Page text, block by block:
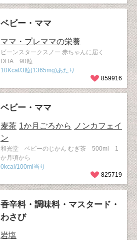
ベビー・ママ
ママ・プレママの栄養
ビーンスタークスノー 赤ちゃんに届く
DHA 90粒
10Kcal/3粒(1365mg)あたり
859916
ベビー・ママ
麦茶 1か月ごろから
ノンカフェイ
ン
和光堂 ベビーのじかん むぎ茶 500ml 1
か月頃から
0kcal/100ml当り
825719
香辛料・調味料・マスタード・
わさび
岩塩